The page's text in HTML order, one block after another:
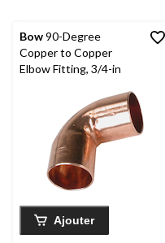
Bow90-Degree
Copper to Copper
Elbow Fitting, 3/4-in
Ajouter